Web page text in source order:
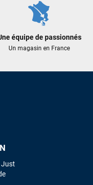
équipe de passionnés
Un magasin en France
Just
ma board eux
jamais pensé !
y a 3 mois